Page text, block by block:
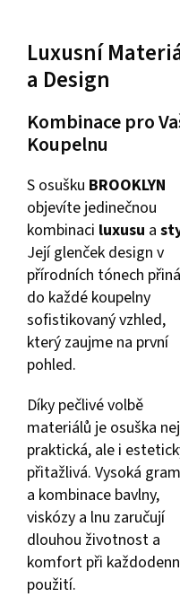
Luxusní
a Design
Kombinace pro
Koupelnu
S osušku BROOKLYN
objevíte jedinečnou
kombinaci luxusu a
Její glenček design v
přírodních tónech
do každé koupelny
sofistikovaný vzhled,
který zaujme na první
pohled.
Díky pečlivé volbě
materiálů je osuška
praktická, ale i
přitažlivá. Vysoká
a kombinace bavlny,
viskózy a lnu zaručují
dlouhou životnost a
komfort při
použití.